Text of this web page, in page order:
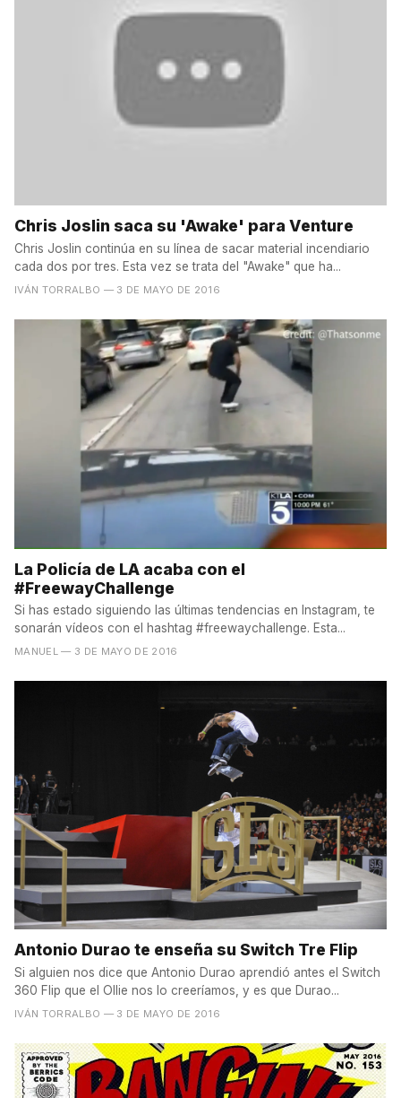
Chris Joslin saca su 'Awake' para Venture
Chris Joslin continúa en su línea de sacar material incendiario
cada dos por tres. Esta vez se trata del "Awake" que ha...
IVÁN TORRALBO — 3 DE MAYO DE 2016
La Policía de LA acaba con el
#FreewayChallenge
Si has estado siguiendo las últimas tendencias en Instagram, te
sonarán vídeos con el hashtag #freewaychallenge. Esta...
MANUEL — 3 DE MAYO DE 2016
Antonio Durao te enseña su Switch Tre Flip
Si alguien nos dice que Antonio Durao aprendió antes el Switch
360 Flip que el Ollie nos lo creeríamos, y es que Durao...
IVÁN TORRALBO — 3 DE MAYO DE 2016